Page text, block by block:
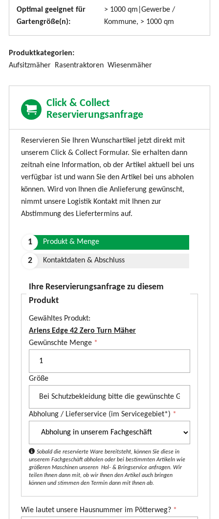
u
s
e
d
n
Optimal geeignet für
Gartengröße(n):
> 1000 qm|Gewerbe /
Kommune, > 1000 qm
Produktkategorien:
Aufsitzmäher
Rasentraktoren Wiesenmäher
Click & Collect
Reservierungsanfrage
Reservieren Sie Ihren Wunschartikel jetzt direkt mit
unserem Click & Collect Formular. Sie erhalten dann
zeitnah eine Information, ob der Artikel aktuell bei uns
verfügbar ist und wann Sie den Artikel bei uns abholen
können. Wird von Ihnen die Anlieferung gewünscht,
nimmt unsere Logistik Kontakt mit Ihnen zur
Abstimmung des Liefertermins auf.
Produkt & Menge
Kontaktdaten & Abschluss
Ihre Reservierungsanfrage zu diesem
Produkt
Gewähltes Produkt:
Ariens Edge 42 Zero Turn Mäher
P
d
t
Gewünschte Menge *
Größe
Abholung / Lieferservice (im Servicegebiet*) *
Sobald die reservierte Ware bereitsteht, können Sie diese in
unserem Fachgeschäft abholen oder bei bestimmten Artikeln wie
größeren Maschinen unseren Hol- & Bringservice anfragen. Wir
teilen Ihnen dann mit, ob wir Ihnen den Artikel auch bringen
können und stimmen den Termin dann mit Ihnen ab.
Wie lautet unsere Hausnummer im Pötterweg? *